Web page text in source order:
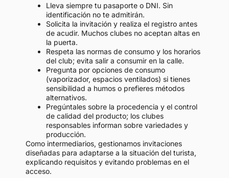
Lleva siempre tu pasaporte o DNI. Sin
identificación no te admitirán.
Solicita la invitación y realiza el registro antes
de acudir. Muchos clubes no aceptan altas en
la puerta.
Respeta las normas de consumo y los horarios
del club; evita salir a consumir en la calle.
Pregunta por opciones de consumo
(vaporizador, espacios ventilados) si tienes
sensibilidad a humos o prefieres métodos
alternativos.
Pregúntales sobre la procedencia y el control
de calidad del producto; los clubes
responsables informan sobre variedades y
producción.
Como intermediarios, gestionamos invitaciones
diseñadas para adaptarse a la situación del turista,
explicando requisitos y evitando problemas en el
acceso.